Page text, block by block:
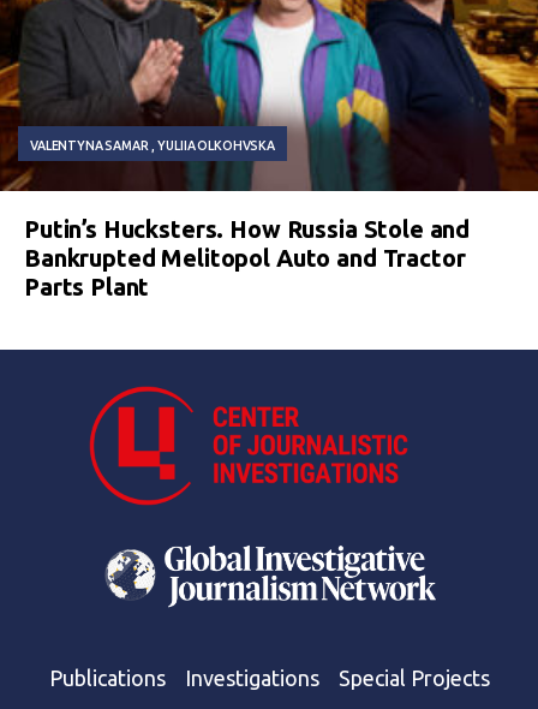
VALENTYNA SAMAR YULIIA OLKOHVSKA
Putin’s Hucksters. How Russia Stole and
Bankrupted Melitopol Auto and Tractor
Parts Plant
Publications Investigations Special Projects